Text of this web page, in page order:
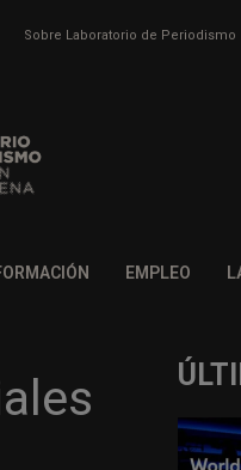
Sobre Laboratorio de Periodismo
EMPLEO